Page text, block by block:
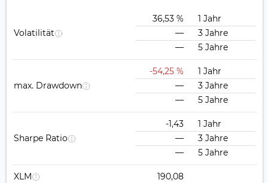
Volatilität
36,53 %
1 Jahr
—
3 Jahre
—
5 Jahre
max. Drawdown
-54,25 %
1 Jahr
—
3 Jahre
—
5 Jahre
Sharpe Ratio
-1,43
1 Jahr
—
3 Jahre
—
5 Jahre
XLM 190,08